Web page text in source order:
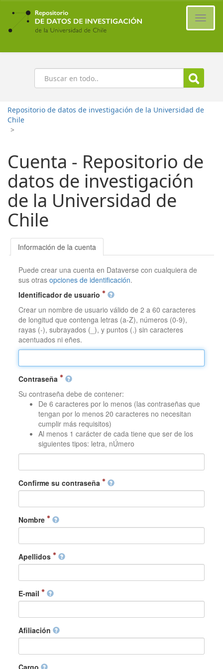
Ir
contenido
principal
Buscar
Repositorio de datos de investigación de la Universidad de
Chile
>
Cuenta - Repositorio de
datos de investigación
de la Universidad de
Chile
Información de la cuenta
Puede crear una cuenta en Dataverse con cualquiera de
sus otrasopciones de identificación.
Identificador de usuario
Crear un nombre de usuario válido de 2 a 60 caracteres
de longitud que contenga letras (a-Z), números (0-9),
rayas (-), subrayados (_), y puntos (.) sin caracteres
acentuados ni eñes.
Contraseña
Su contraseña debe de contener:
De 6 caracteres por lo menos (las contraseñas que
tengan por lo menos 20 caracteres no necesitan
cumplir más requisitos)
Al menos 1 carácter de cada tiene que ser de los
siguientes tipos: letra, nÚmero
Confirme su contraseña
Nombre
Apellidos
E-mail
Afiliación
Cargo